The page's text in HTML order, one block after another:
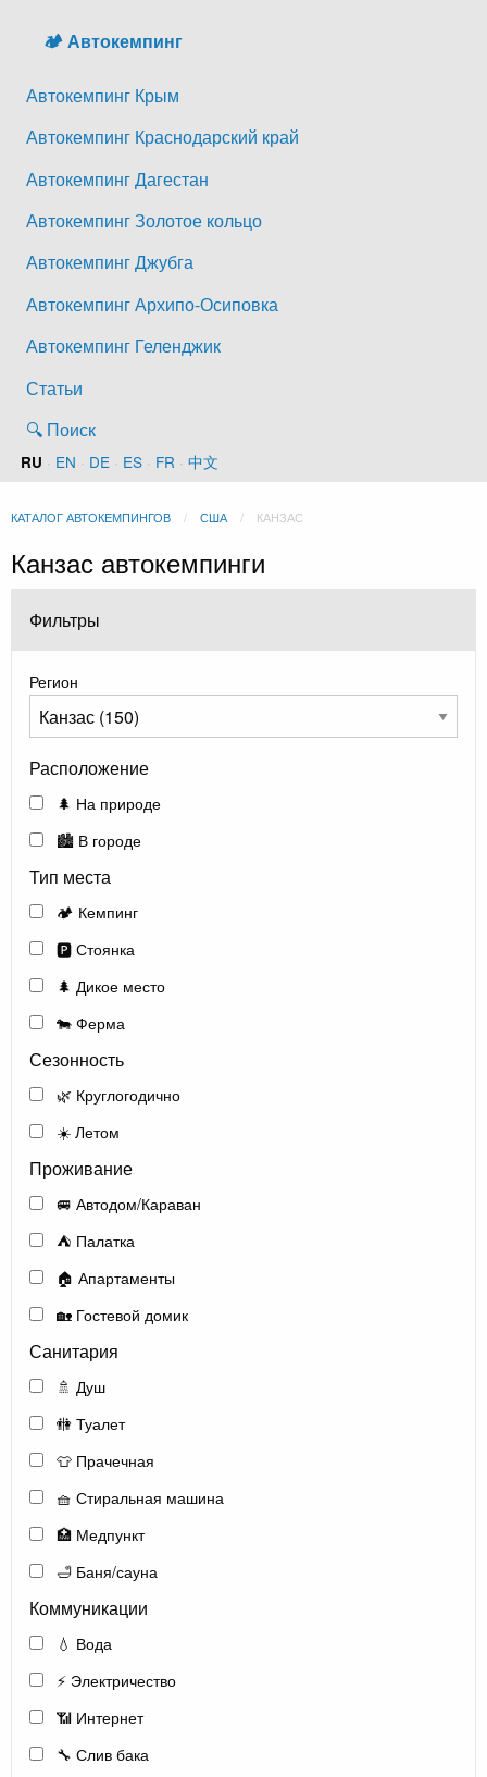
🏕️ Автокемпинг
Автокемпинг Крым
Автокемпинг Краснодарский край
Автокемпинг Дагестан
Автокемпинг Золотое кольцо
Автокемпинг Джубга
Автокемпинг Архипо-Осиповка
Автокемпинг Геленджик
Статьи
🔍 Поиск
RU · EN · DE · ES · FR · 中文
КАТАЛОГ АВТОКЕМПИНГОВ США КАНЗАС
Канзас автокемпинги
Фильтры
Регион
Расположение
🌲 На природе
🏙️ В городе
Тип места
🏕️ Кемпинг
🅿️ Стоянка
🌲 Дикое место
🐄 Ферма
Сезонность
🌿 Круглогодично
☀️ Летом
Проживание
🚐 Автодом/Караван
⛺ Палатка
🏠 Апартаменты
🏡 Гостевой домик
Санитария
🚿 Душ
🚻 Туалет
👕 Прачечная
🧺 Стиральная машина
🏥 Медпункт
🛁 Баня/сауна
Коммуникации
💧 Вода
⚡ Электричество
📶 Интернет
🔧 Слив бака